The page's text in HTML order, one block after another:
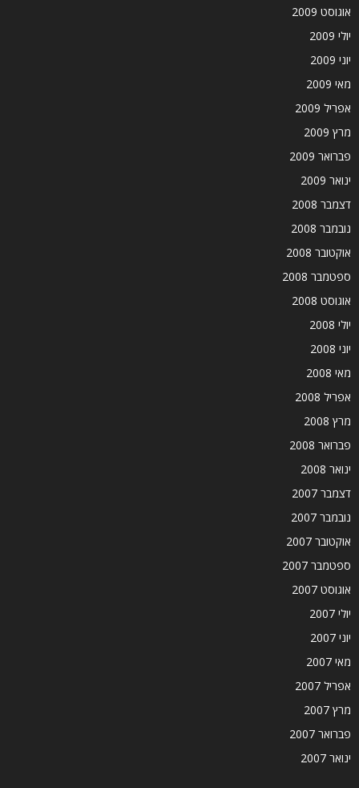
אוגוסט 2009
יולי 2009
יוני 2009
מאי 2009
אפריל 2009
מרץ 2009
פברואר 2009
ינואר 2009
דצמבר 2008
נובמבר 2008
אוקטובר 2008
ספטמבר 2008
אוגוסט 2008
יולי 2008
יוני 2008
מאי 2008
אפריל 2008
מרץ 2008
פברואר 2008
ינואר 2008
דצמבר 2007
נובמבר 2007
אוקטובר 2007
ספטמבר 2007
אוגוסט 2007
יולי 2007
יוני 2007
מאי 2007
אפריל 2007
מרץ 2007
פברואר 2007
ינואר 2007